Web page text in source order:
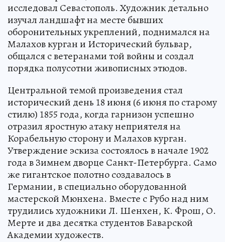
исследовал Севастополь. Художник детально
изучал ландшафт на месте бывших
оборонительных укреплений, поднимался на
Малахов курган и Исторический бульвар,
общался с ветеранами той войны и создал
порядка полусотни живописных этюдов.
Центральной темой произведения стал
исторический день 18 июня (6 июня по старому
стилю) 1855 года, когда гарнизон успешно
отразил яростную атаку неприятеля на
Корабельную сторону и Малахов курган.
Утверждение эскиза состоялось в начале 1902
года в Зимнем дворце Санкт-Петербурга. Само
же гигантское полотно создавалось в
Германии, в специально оборудованной
мастерской Мюнхена. Вместе с Рубо над ним
трудились художники Л. Шенхен, К. Фрош, О.
Мерте и два десятка студентов Баварской
Академии художеств.